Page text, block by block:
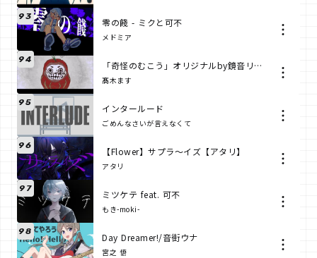
93 零の餞 - ミクと可不
メドミア
94 「奇怪のむこう」オリジナルby鏡音リン＿髙木ます
髙木ます
95 インタールード
ごめんなさいが言えなくて
96 【Flower】サプラ～イズ【アタリ】
アタリ
97 ミツケテ feat. 可不
もき-moki-
98 Day Dreamer!/音街ウナ
宮之 悟